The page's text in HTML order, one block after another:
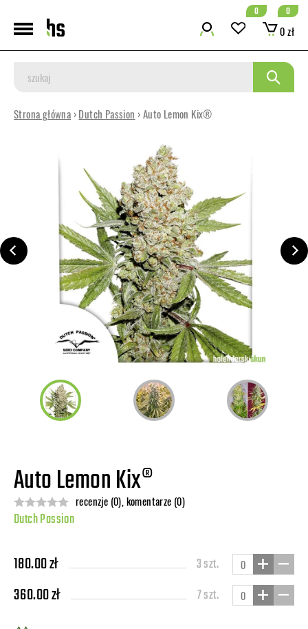
0
0 zł
0
Strona główna ›Dutch Passion › Auto Lemon Kix®
Auto Lemon Kix®
recenzje (0), komentarze (0)
Dutch Passion
180.00 zł 3 szt.
360.00 zł 7 szt.